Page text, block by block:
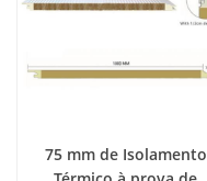
água. MOQ 500 ㎡/
75 mm de Isolamento